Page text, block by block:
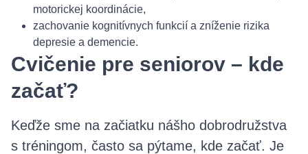
motorickej koordinácie,
zachovanie kognitívnych funkcií a zníženie rizika
depresie a demencie.
Cvičenie pre seniorov – kde
začať?
Keďže sme na začiatku nášho dobrodružstva
s tréningom, často sa pýtame, kde začať. Je